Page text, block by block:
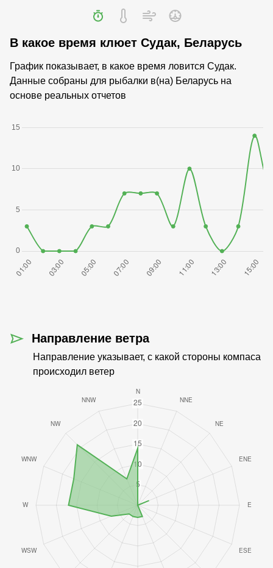
В какое время клюет Судак, Беларусь
График показывает, в какое время ловится Судак.
Данные собраны для рыбалки в(на) Беларусь на
основе реальных отчетов
Направление ветра
Направление указывает, с какой стороны компаса
происходил ветер